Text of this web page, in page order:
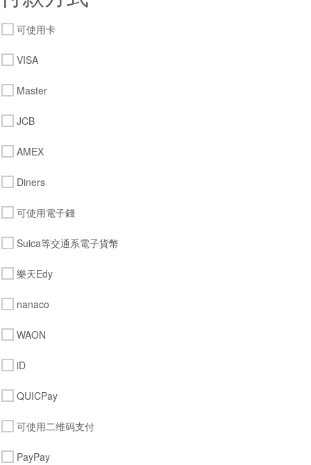
可使用卡
VISA
Master
JCB
AMEX
Diners
可使用電子錢
Suica等交通系電子貨幣
樂天Edy
nanaco
WAON
iD
QUICPay
可使用二维码支付
PayPay